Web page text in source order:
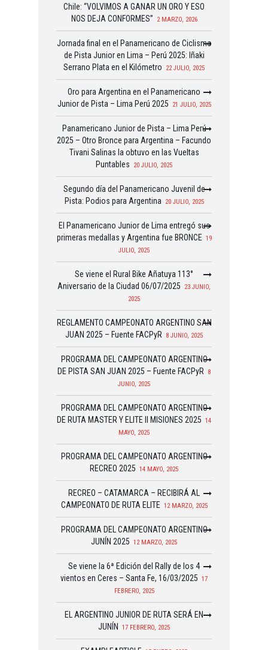
Chile: “VOLVIMOS A GANAR UN ORO Y ESO
NOS DEJA CONFORMES”
2 MARZO, 2026
Jornada final en el Panamericano de Ciclismo
de Pista Junior en Lima – Perú 2025: Iñaki
Serrano Plata en el Kilómetro
22 JULIO, 2025
Oro para Argentina en el Panamericano
Junior de Pista – Lima Perú 2025
21 JULIO, 2025
Panamericano Junior de Pista – Lima Perú
2025 – Otro Bronce para Argentina – Facundo
Tivani Salinas la obtuvo en las Vueltas
Puntables
20 JULIO, 2025
Segundo día del Panamericano Juvenil de
Pista: Podios para Argentina
20 JULIO, 2025
El Panamericano Junior de Lima entregó sus
primeras medallas y Argentina fue BRONCE 19
JULIO, 2025
Se viene el Rural Bike Añatuya 113°
Aniversario de la Ciudad 06/07/2025
23 JUNIO,
2025
REGLAMENTO CAMPEONATO ARGENTINO SAN
JUAN 2025 – Fuente FACPyR
8 JUNIO, 2025
PROGRAMA DEL CAMPEONATO ARGENTINO
DE PISTA SAN JUAN 2025 – Fuente FACPyR
8
JUNIO, 2025
PROGRAMA DEL CAMPEONATO ARGENTINO
DE RUTA MASTER Y ELITE II MISIONES 2025 14
MAYO, 2025
PROGRAMA DEL CAMPEONATO ARGENTINO
RECREO 2025 14 MAYO, 2025
RECREO – CATAMARCA – RECIBIRÁ AL
CAMPEONATO DE RUTA ELITE 12 MARZO, 2025
PROGRAMA DEL CAMPEONATO ARGENTINO
JUNÍN 2025 12 MARZO, 2025
Se viene la 6ª Edición del Rally de los 4
vientos en Ceres – Santa Fe, 16/03/2025 17
FEBRERO, 2025
EL ARGENTINO JUNIOR DE RUTA SERÁ EN
JUNÍN
17 FEBRERO, 2025